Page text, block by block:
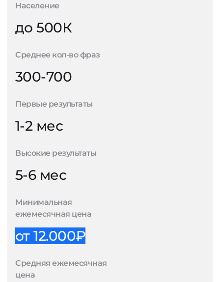
Население
до 500К
Среднее кол-во фраз
300-700
Первые результаты
1-2 мес
Высокие результаты
5-6 мес
Минимальная
ежемесячная цена
от 12.000₽
Средняя ежемесячная
цена